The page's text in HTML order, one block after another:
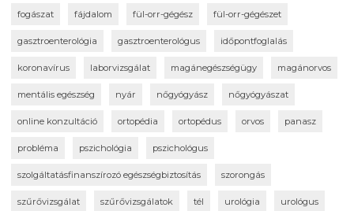
fogászat fájdalom fül-orr-gégész fül-orr-gégészet
gasztroenterológia gasztroenterológus időpontfoglalás
koronavírus laborvizsgálat magánegészségügy magánorvos
mentális egészség nyár nőgyógyász nőgyógyászat
online konzultáció ortopédia ortopédus orvos panasz
probléma pszichológia pszichológus
szolgáltatásfinanszírozó egészségbiztosítás szorongás
szűrővizsgálat szűrővizsgálatok tél urológia urológus